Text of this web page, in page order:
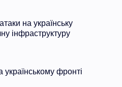
на українську
інфраструктуру
українському фронті